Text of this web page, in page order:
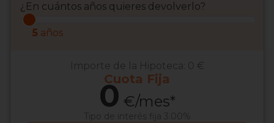
¿En cuántos años quieres devolverlo?
5 años
Importe de la Hipoteca: 0 €
Cuota Fija
0 €/mes*
Tipo de interés fija 3.00%